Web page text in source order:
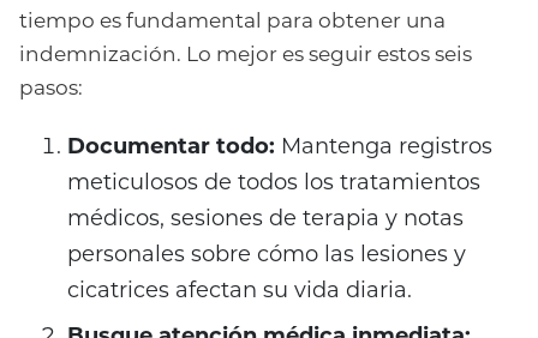
tiempo es fundamental para obtener una
indemnización. Lo mejor es seguir estos seis
pasos:
Documentar todo: Mantenga registros
meticulosos de todos los tratamientos
médicos, sesiones de terapia y notas
personales sobre cómo las lesiones y
cicatrices afectan su vida diaria.